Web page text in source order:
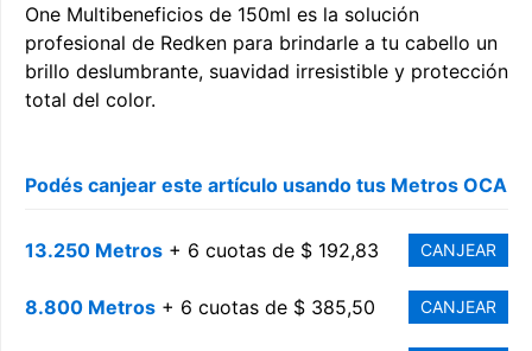
One Multibeneficios de 150ml es la solución
profesional de Redken para brindarle a tu cabello un
brillo deslumbrante, suavidad irresistible y protección
total del color.
Podés canjear este artículo usando tus Metros OCA
13.250 Metros + 6 cuotas de $ 192,83 CANJEAR
8.800 Metros + 6 cuotas de $ 385,50 CANJEAR